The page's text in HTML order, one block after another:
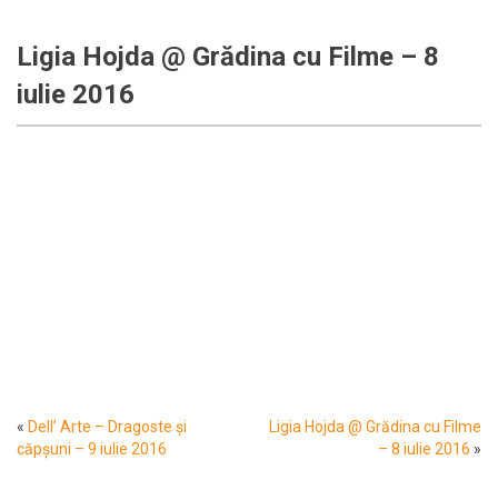
Ligia Hojda @ Grădina cu Filme – 8
iulie 2016
« Dell’ Arte – Dragoste și
căpșuni – 9 iulie 2016
Ligia Hojda @ Grădina cu Filme
– 8 iulie 2016 »